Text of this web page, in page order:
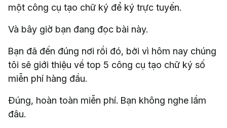
một công cụ tạo chữ ký để ký trực tuyến.
Và bây giờ bạn đang đọc bài này.
Bạn đã đến đúng nơi rồi đó, bởi vì hôm nay chúng
tôi sẽ giới thiệu về top 5 công cụ tạo chữ ký số
miễn phí hàng đầu.
Đúng, hoàn toàn miễn phí. Bạn không nghe lầm
đâu.